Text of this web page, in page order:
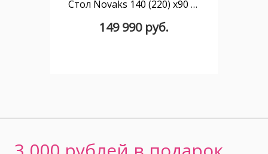
Стол Novaks 140 (220) х90 черный, шпон натуральный
149 990 руб.